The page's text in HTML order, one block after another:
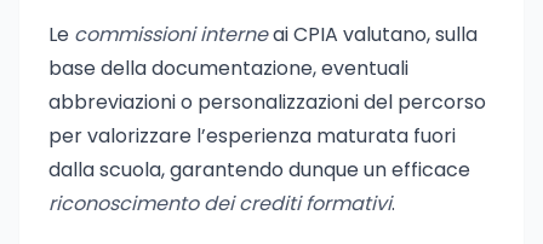
Le commissioni interneai CPIA valutano, sulla
base della documentazione, eventuali
abbreviazioni o personalizzazioni del percorso
per valorizzare l’esperienza maturata fuori
dalla scuola, garantendo dunque un efficace
riconoscimento dei crediti formativi.